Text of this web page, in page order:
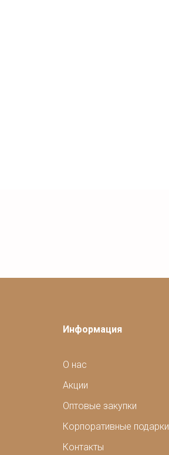
Информация
О нас
Акции
Оптовые закупки
Корпоративные подарки
Контакты